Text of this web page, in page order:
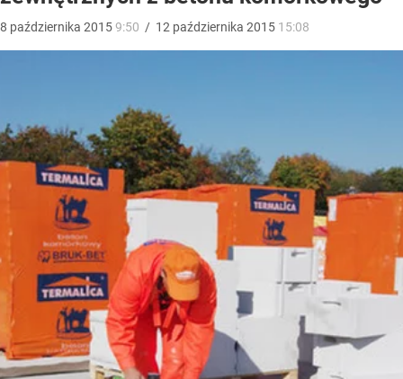
8 października 20159:50 / 12 października 2015 15:08